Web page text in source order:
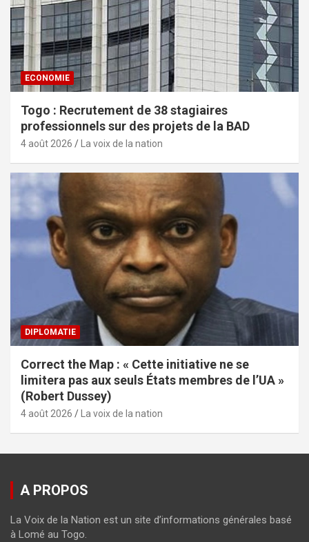
ECONOMIE
Togo : Recrutement de 38 stagiaires
professionnels sur des projets de la BAD
4 août 2026 La voix de la nation
DIPLOMATIE
Correct the Map : « Cette initiative ne se
limitera pas aux seuls États membres de l’UA »
(Robert Dussey)
4 août 2026 La voix de la nation
A PROPOS
La Voix de la Nation est un site d’informations générales basé
à Lomé au Togo.